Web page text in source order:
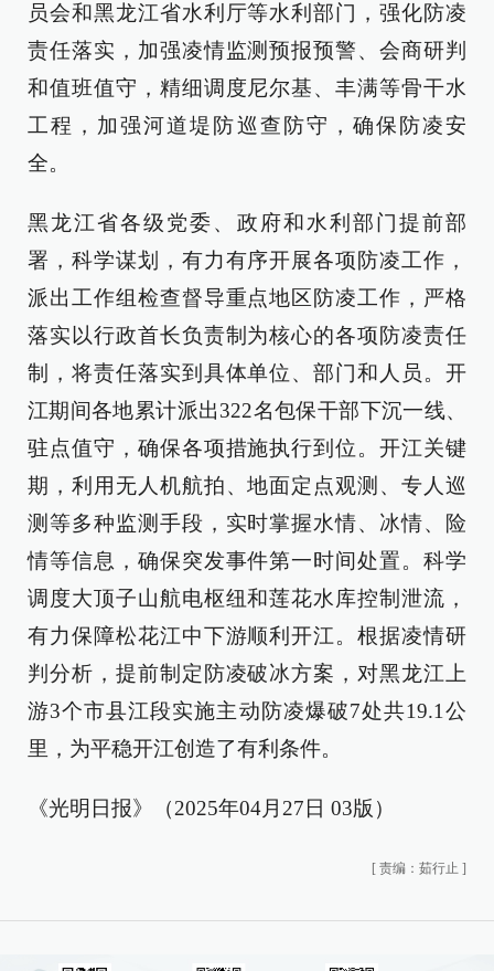
员会和黑龙江省水利厅等水利部门，强化防凌
责任落实，加强凌情监测预报预警、会商研判
和值班值守，精细调度尼尔基、丰满等骨干水
工程，加强河道堤防巡查防守，确保防凌安
全。
黑龙江省各级党委、政府和水利部门提前部
署，科学谋划，有力有序开展各项防凌工作，
派出工作组检查督导重点地区防凌工作，严格
落实以行政首长负责制为核心的各项防凌责任
制，将责任落实到具体单位、部门和人员。开
江期间各地累计派出322名包保干部下沉一线、
驻点值守，确保各项措施执行到位。开江关键
期，利用无人机航拍、地面定点观测、专人巡
测等多种监测手段，实时掌握水情、冰情、险
情等信息，确保突发事件第一时间处置。科学
调度大顶子山航电枢纽和莲花水库控制泄流，
有力保障松花江中下游顺利开江。根据凌情研
判分析，提前制定防凌破冰方案，对黑龙江上
游3个市县江段实施主动防凌爆破7处共19.1公
里，为平稳开江创造了有利条件。
《光明日报》（2025年04月27日 03版）
[ 责编：茹行止 ]